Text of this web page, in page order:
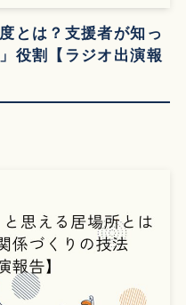
とは？支援者が知っ
役割【ラジオ出演報